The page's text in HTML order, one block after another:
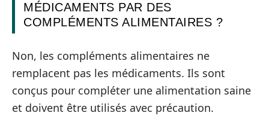
MÉDICAMENTS PAR DES
COMPLÉMENTS ALIMENTAIRES ?
Non, les compléments alimentaires ne
remplacent pas les médicaments. Ils sont
conçus pour compléter une alimentation saine
et doivent être utilisés avec précaution.